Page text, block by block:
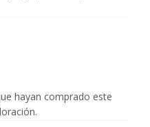
hayan comprado este